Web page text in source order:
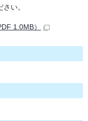
い。
1.0MB）